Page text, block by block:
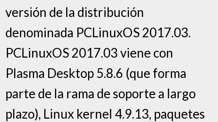
versión de la distribución
denominada PCLinuxOS 2017.03.
PCLinuxOS 2017.03 viene con
Plasma Desktop 5.8.6 (que forma
parte de la rama de soporte a largo
plazo), Linux kernel 4.9.13, paquetes